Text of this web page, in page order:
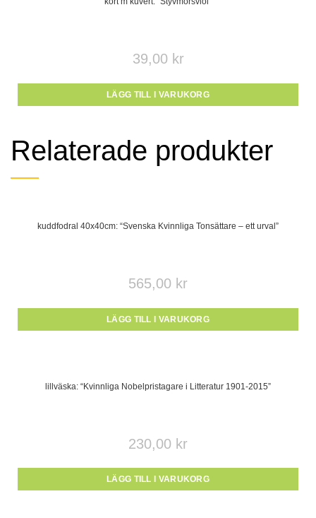
39,00 kr
LÄGG TILL I VARUKORG
Relaterade produkter
kuddfodral 40x40cm: “Svenska Kvinnliga Tonsättare – ett urval”
565,00 kr
LÄGG TILL I VARUKORG
lillväska: “Kvinnliga Nobelpristagare i Litteratur 1901-2015”
230,00 kr
LÄGG TILL I VARUKORG